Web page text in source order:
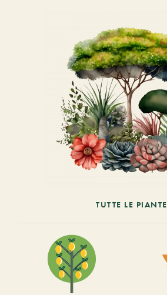
TUTTE LE PIANTE